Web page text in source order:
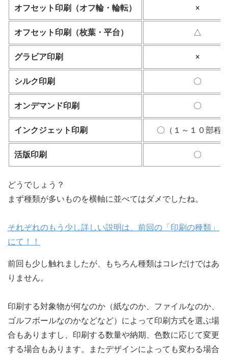
オフセット印刷（オフ輪・輪転） ×
オフセット印刷（枚葉・平台） △
グラビア印刷 ×
シルク印刷 〇
オンデマンド印刷 〇
インクジェット印刷 〇（１～１０部程
活版印刷 〇
どうでしょう？
まず種類が多いものを横軸に並べてはダメでしたね。
それぞれのもう少し詳しい説明は、前回の「印刷の種類」
にて！！
前回も少し触れましたが、もちろん種類はコレだけではあ
りません。
印刷する対象物が何なのか（紙なのか、ファイルなのか、
ゴルフボールなのかなどなど）によって印刷方式を選ぶ場
合もありますし、印刷する数量や納期、色数に応じて変更
する場合もあります。またデザインによっても変わる場合